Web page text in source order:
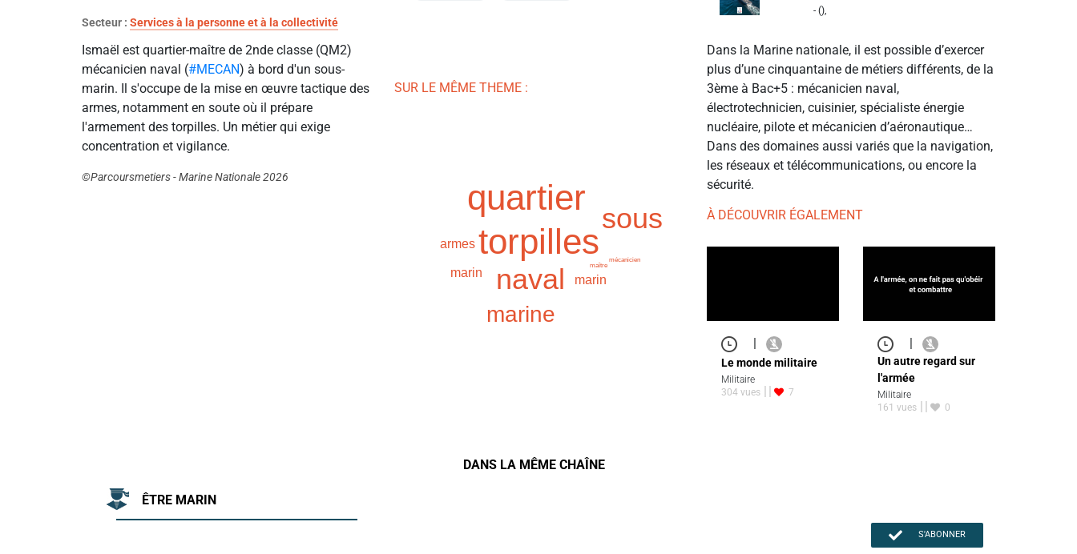
Secteur : Services à la personne et à la collectivité
Ismaël est quartier-maître de 2nde classe (QM2)
mécanicien naval (#MECAN) à bord d'un sous-
marin. Il s'occupe de la mise en œuvre tactique des
armes, notamment en soute où il prépare
l'armement des torpilles. Un métier qui exige
concentration et vigilance.
©Parcoursmetiers - Marine Nationale 2026
SUR LE MÊME THEME :
torpilles
quartier
naval
sous
marine
marin
marin
armes
mécanicien
maître
- (),
Dans la Marine nationale, il est possible d’exercer
plus d’une cinquantaine de métiers différents, de la
3ème à Bac+5 : mécanicien naval,
électrotechnicien, cuisinier, spécialiste énergie
nucléaire, pilote et mécanicien d’aéronautique…
Dans des domaines aussi variés que la navigation,
les réseaux et télécommunications, ou encore la
sécurité.
À DÉCOUVRIR ÉGALEMENT
Le monde militaire
Militaire
304 vues
7
Un autre regard sur
l'armée
Militaire
161 vues
0
DANS LA MÊME CHAÎNE
ÊTRE MARIN
S'ABONNER